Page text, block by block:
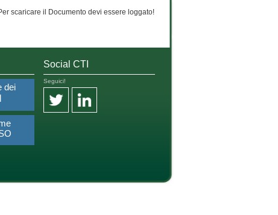
scaricare il Documento devi essere loggato!
dei
Social CTI
Seguici!